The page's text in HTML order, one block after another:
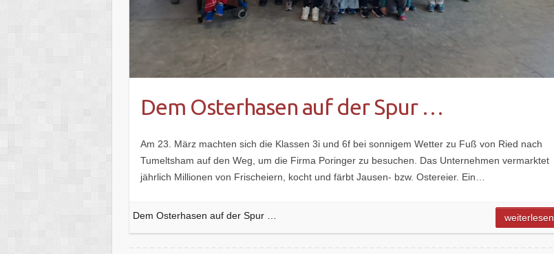
Dem Osterhasen auf der Spur …
Am 23. März machten sich die Klassen 3i und 6f bei sonnigem Wetter zu Fuß von Ried nach
Tumeltsham auf den Weg, um die Firma Poringer zu besuchen. Das Unternehmen vermarktet
jährlich Millionen von Frischeiern, kocht und färbt Jausen- bzw. Ostereier. Ein…
Dem Osterhasen auf der Spur … weiterlesen